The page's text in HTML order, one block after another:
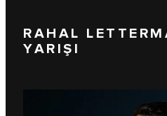
RAHAL
YARIŞI